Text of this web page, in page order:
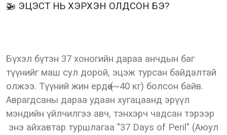
🚁 ЭЦЭСТ НЬ ХЭРХЭН ОЛДСОН БЭ?
Бүхэл бүтэн 37 хоногийн дараа анчдын баг
түүнийг маш сул дорой, эцэж турсан байдалтай
олжээ. Түүний жин ердөө (~40 кг) болсон байв.
Аврагдсаны дараа удаан хугацаанд эрүүл
мэндийн үйлчилгээ авч, тэнхэрч чадсан тэрээр
энэ айхавтар туршлагаа "37 Days of Peril" (Аюул